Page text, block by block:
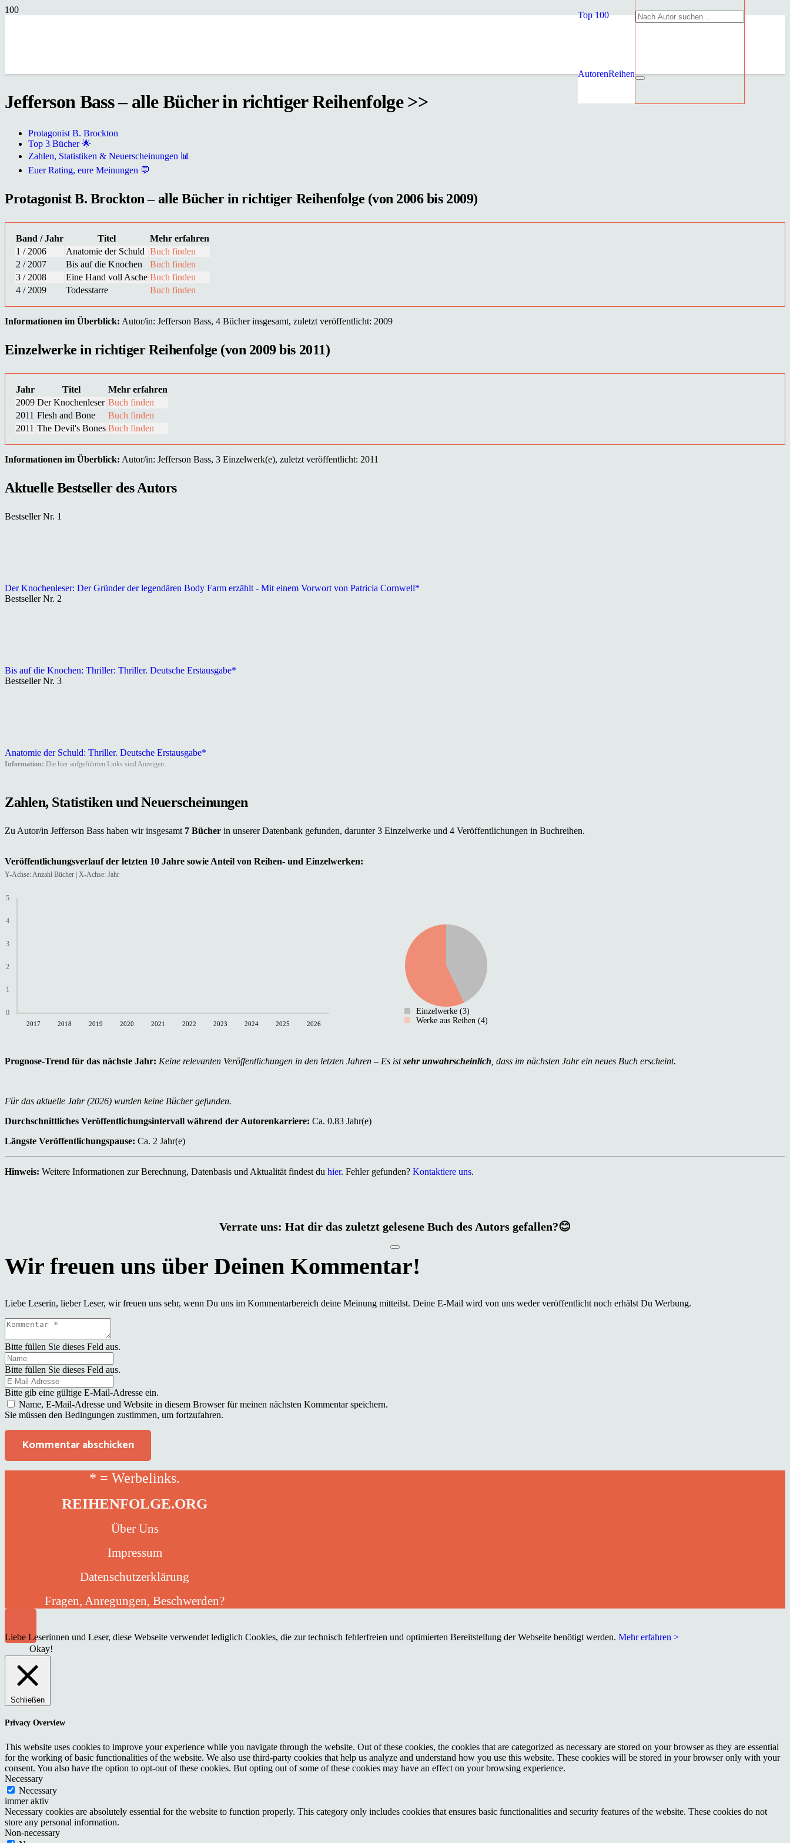
Top 100
AutorenReihen
Jefferson Bass – alle Bücher in richtiger Reihenfolge >>
Protagonist B. Brockton
Top 3 Bücher 🌟
Zahlen, Statistiken & Neuerscheinungen 📊
Euer Rating, eure Meinungen 💬
Protagonist B. Brockton – alle Bücher in richtiger Reihenfolge (von 2006 bis 2009)
Band / Jahr Titel
Mehr erfahren
1 / 2006
Anatomie der Schuld Buch finden
2 / 2007
Bis auf die Knochen
Buch finden
3 / 2008
Eine Hand voll Asche Buch finden
4 / 2009
Todesstarre Buch finden
Informationen im Überblick: Autor/in: Jefferson Bass, 4 Bücher insgesamt, zuletzt veröffentlicht: 2009
Einzelwerke in richtiger Reihenfolge (von 2009 bis 2011)
Jahr Titel
Mehr erfahren
2009 Der Knochenleser Buch finden
2011 Flesh and Bone
Buch finden
2011 The Devil's Bones Buch finden
Informationen im Überblick: Autor/in: Jefferson Bass, 3 Einzelwerk(e), zuletzt veröffentlicht: 2011
Aktuelle Bestseller des Autors
Bestseller Nr. 1
Der Knochenleser: Der Gründer der legendären Body Farm erzählt - Mit einem Vorwort von Patricia Cornwell*
Bestseller Nr. 2
Bis auf die Knochen: Thriller: Thriller. Deutsche Erstausgabe*
Bestseller Nr. 3
Anatomie der Schuld: Thriller. Deutsche Erstausgabe*
Information: Die hier aufgeführten Links sind Anzeigen.
Zahlen, Statistiken und Neuerscheinungen
Zu Autor/in Jefferson Bass haben wir insgesamt 7 Bücher in unserer Datenbank gefunden, darunter 3 Einzelwerke und 4 Veröffentlichungen in Buchreihen.
Veröffentlichungsverlauf der letzten 10 Jahre sowie Anteil von Reihen- und Einzelwerken:
Y-Achse: Anzahl Bücher | X-Achse: Jahr
0
1
2
3
4
5
2017 2018 2019 2020 2021 2022 2023 2024 2025 2026
Einzelwerke (3)
Werke aus Reihen (4)
Prognose-Trend für das nächste Jahr: Keine relevanten Veröffentlichungen in den letzten Jahren – Es istsehr unwahrscheinlich , dass im nächsten Jahr ein neues Buch erscheint.
Für das aktuelle Jahr (2026) wurden keine Bücher gefunden.
Durchschnittliches Veröffentlichungsintervall während der Autorenkarriere: Ca. 0.83 Jahr(e)
Längste Veröffentlichungspause: Ca. 2 Jahr(e)
Hinweis: Weitere Informationen zur Berechnung, Datenbasis und Aktualität findest du hier. Fehler gefunden? Kontaktiere uns.
Verrate uns: Hat dir das zuletzt gelesene Buch des Autors gefallen?😊
Liebe Leserin, lieber Leser, wir freuen uns sehr, wenn Du uns im Kommentarbereich deine Meinung mitteilst. Deine E-Mail wird von uns weder veröffentlicht noch erhälst Du Werbung.
Bitte füllen Sie dieses Feld aus.
Bitte füllen Sie dieses Feld aus.
Bitte gib eine gültige E-Mail-Adresse ein.
Name, E-Mail-Adresse und Website in diesem Browser für meinen nächsten Kommentar speichern.
Sie müssen den Bedingungen zustimmen, um fortzufahren.
Kommentar abschicken
* = Werbelinks.
REIHENFOLGE.ORG
Über Uns
Impressum
Datenschutzerklärung
Fragen, Anregungen, Beschwerden?
Liebe Leserinnen und Leser, diese Webseite verwendet lediglich Cookies, die zur technisch fehlerfreien und optimierten Bereitstellung der Webseite benötigt werden. Mehr erfahren >
Okay!
Schließen
Privacy Overview
This website uses cookies to improve your experience while you navigate through the website. Out of these cookies, the cookies that are categorized as necessary are stored on your browser as they are essential
for the working of basic functionalities of the website. We also use third-party cookies that help us analyze and understand how you use this website. These cookies will be stored in your browser only with your
consent. You also have the option to opt-out of these cookies. But opting out of some of these cookies may have an effect on your browsing experience.
Necessary
Necessary
immer aktiv
Necessary cookies are absolutely essential for the website to function properly. This category only includes cookies that ensures basic functionalities and security features of the website. These cookies do not
store any personal information.
Non-necessary